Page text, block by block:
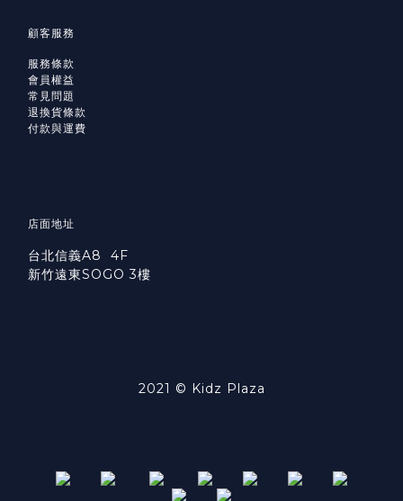
顧客服務
服務條款
會員權益
常見問題
退換貨條款
付款與運費
店面地址
台北信義A8 4F
新竹遠東SOGO 3樓
2021 © Kidz Plaza